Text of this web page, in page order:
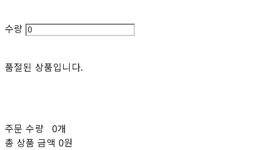
수량
품절된 상품입니다.
주문 수량 0개
총 상품 금액 0원